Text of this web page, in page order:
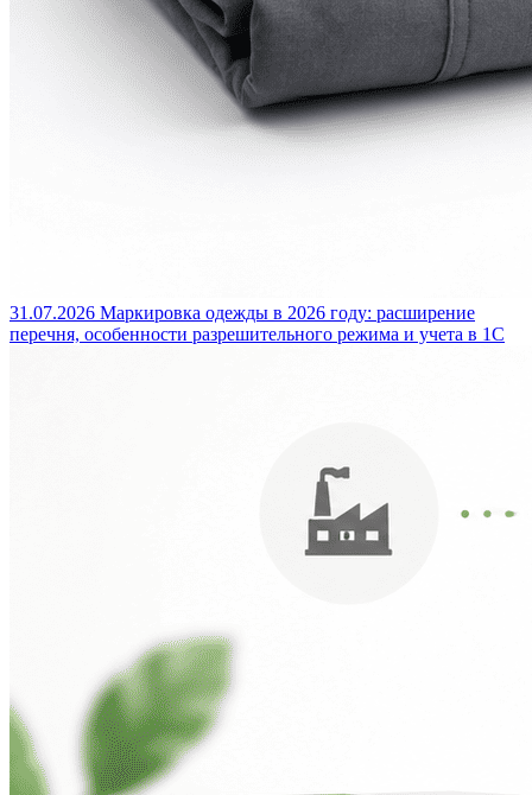
31.07.2026 Маркировка одежды в 2026 году: расширение
перечня, особенности разрешительного режима и учета в 1С